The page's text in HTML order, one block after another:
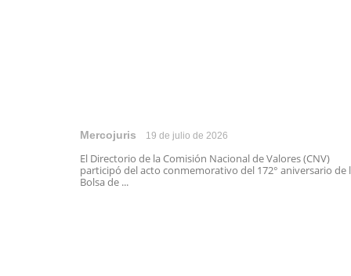
Mercojuris 19 de julio de 2026
El Directorio de la Comisión Nacional de Valores (CNV)
participó del acto conmemorativo del 172° aniversario de
Bolsa de ...